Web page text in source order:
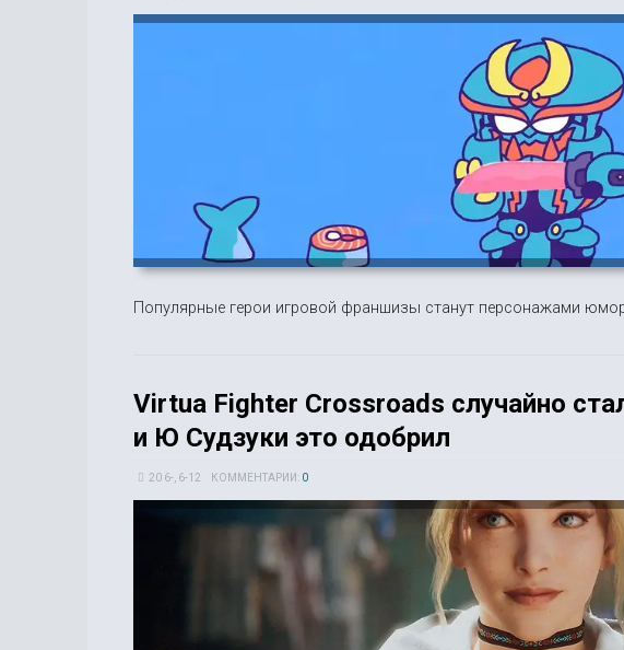
Популярные герои игровой франшизы станут персонажами
Virtua Fighter Crossroads случайно
и Ю Судзуки это одобрил
20 6-, 6-12 КОММЕНТАРИИ: 0